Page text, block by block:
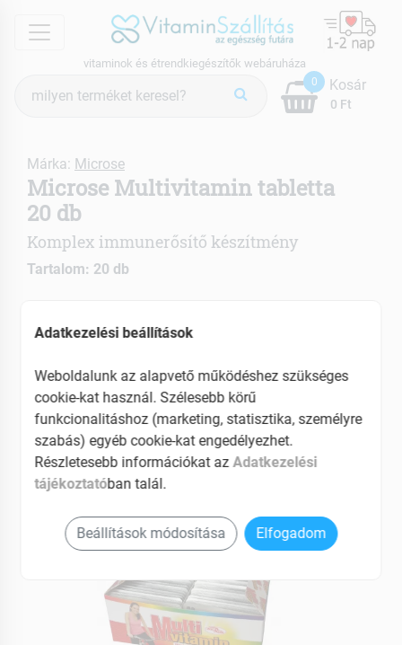
menu
vitaminok és étrendkiegészítők webáruháza
keresés
0
0 Ft
Kosár
Márka: Microse
Microse Multivitamin tabletta
20 db
Komplex immunerősítő készítmény
Tartalom: 20 db
Erősíti az immunrendszert
EAN: 5997566502312
Adatkezelési beállítások
Weboldalunk az alapvető működéshez szükséges
cookie-kat használ. Szélesebb körű
funkcionalitáshoz (marketing, statisztika, személyre
szabás) egyéb cookie-kat engedélyezhet.
Részletesebb információkat az Adatkezelési
tájékoztatóban talál.
Beállítások módosítása Elfogadom